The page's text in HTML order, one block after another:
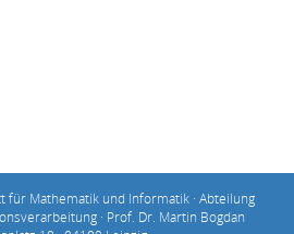
für Mathematik und Informatik · Abteilung
· Prof. Dr. Martin Bogdan